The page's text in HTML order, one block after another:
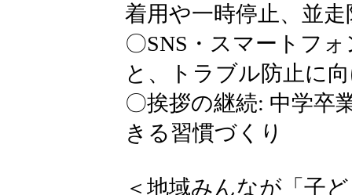
着用や一時停止、並
〇SNS・スマートフ
と、トラブル防止に
〇挨拶の継続: 中学卒
きる習慣づくり
＜地域みんなが「子